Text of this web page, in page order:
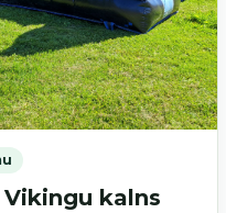
kalns